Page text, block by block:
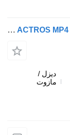
نظام قلاب 1845 L 400.60.337 لـ الشاحنات Mercedes-Benz ACTROS MP4
ديزل /
مازوت